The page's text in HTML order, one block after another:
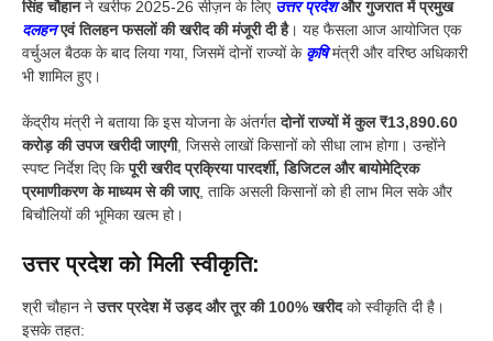
सिंह चौहानने खरीफ 2025-26 सीज़न के लिए उत्तर प्रदेश और गुजरात में प्रमुख
दलहनएवं तिलहन फसलों की खरीद की मंजूरी दी है। यह फैसला आज आयोजित एक
वर्चुअल बैठक के बाद लिया गया, जिसमें दोनों राज्यों के कृषिमंत्री और वरिष्ठ अधिकारी
भी शामिल हुए।
केंद्रीय मंत्री ने बताया कि इस योजना के अंतर्गतदोनों राज्यों में कुल ₹13,890.60
करोड़ की उपज खरीदी जाएगी, जिससे लाखों किसानों को सीधा लाभ होगा। उन्होंने
स्पष्ट निर्देश दिए किपूरी खरीद प्रक्रिया पारदर्शी, डिजिटल और बायोमेट्रिक
प्रमाणीकरण के माध्यम से की जाए, ताकि असली किसानों को ही लाभ मिल सके और
बिचौलियों की भूमिका खत्म हो।
उत्तर प्रदेश को मिली स्वीकृति:
श्री चौहान नेउत्तर प्रदेश में उड़द और तूर की 100% खरीदको स्वीकृति दी है।
इसके तहत: